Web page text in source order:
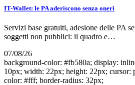
IT-Wallet: le PA aderiscono senza oneri
Servizi base gratuiti, adesione delle PA
soggetti non pubblici: il quadro e…
07/08/26
background-color: #fb580a; display:
10px; width: 22px; height: 22px; cursor:
color: #fff; border-radius: 32px;